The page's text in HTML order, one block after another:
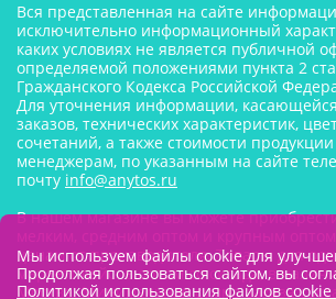
Вся представленная на сайте
исключительно информационный
каких условиях не является публичной
определяемой положениями пункта 2
Гражданского Кодекса Российской
Для уточнения информации,
заказов, технических характеристик,
сочетаний, а также стоимости
менеджерам, по указанным на сайте
почту info@anytos.ru
В нашем магазине вы можете
ценам от производителя. Товары для
маркетплейсов оптом со склада, в
Москве. Минимальная сумма заказа
Мы используем файлы cookie для
Продолжая пользоваться сайтом, вы
Политикой использования файлов cookie